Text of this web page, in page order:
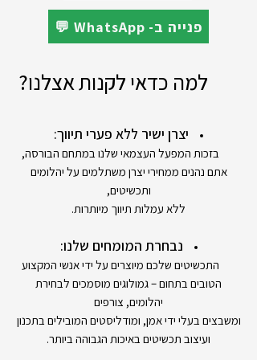
💬 WhatsApp -פנייה ב
למה כדאי לקנות אצלנו?
יצרן ישיר ללא פערי תיווך:
בזכות המפעל העצמאי שלנו במתחם הבורסה,
אתם נהנים ממחירי יצרן משתלמים על יהלומים
ותכשיטים,
ללא עמלות תיווך מיותרות.
נבחרת המומחים שלנו:
התכשיטים שלכם מיוצרים על ידי אנשי המקצוע
הטובים בתחום – גמולוגים מוסמכים לבחירת
יהלומים, צורפים
ומשבצים בעלי ידי אמן, ומודליסטים המובילים בתכנון
ועיצוב תכשיטים באיכות הגבוהה ביותר.